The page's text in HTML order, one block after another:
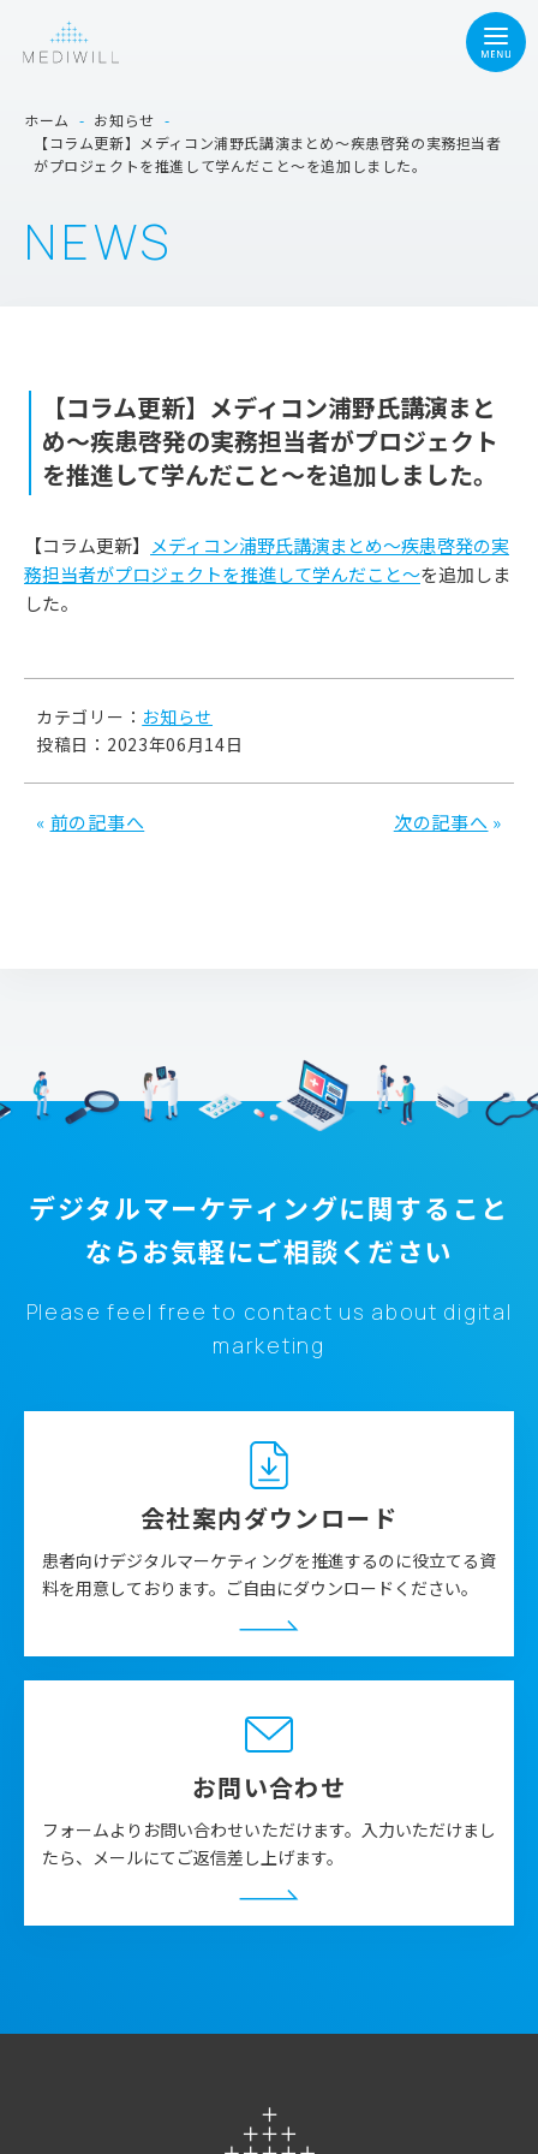
ホーム - お知らせ -
【コラム更新】メディコン浦野氏講演まとめ～疾患啓発の実務担当者
がプロジェクトを推進して学んだこと～を追加しました。
NEWS
【コラム更新】メディコン浦野氏講演まと
め～疾患啓発の実務担当者がプロジェクト
を推進して学んだこと～を追加しました。
【コラム更新】
メディコン浦野氏講演まとめ～疾患啓発の実
務担当者がプロジェクトを推進して学んだこと～を追加しま
した。
カテゴリー： お知らせ
投稿日：2023年06月14日
« 前の記事へ 次の記事へ »
デジタルマーケティングに関すること
ならお気軽にご相談ください
Please feel free to contact us about digital
marketing
会社案内ダウンロード
患者向けデジタルマーケティングを推進するのに役立てる資
料を用意しております。ご自由にダウンロードください。
お問い合わせ
フォームよりお問い合わせいただけます。入力いただけまし
たら、メールにてご返信差し上げます。